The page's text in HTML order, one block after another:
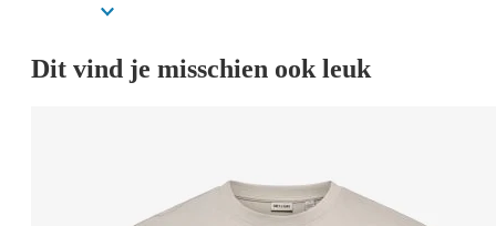
Dit vind je misschien ook leuk